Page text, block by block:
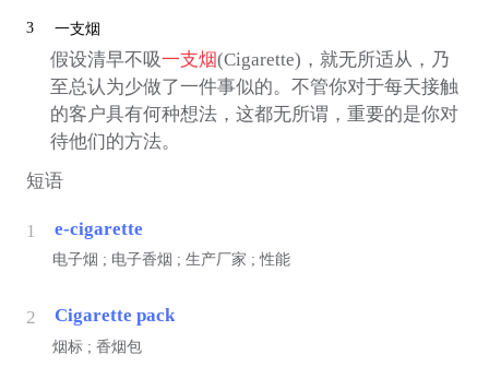
3 一支烟
假设清早不吸一支烟(Cigarette)，就无所适从，乃
至总认为少做了一件事似的。不管你对于每天接触
的客户具有何种想法，这都无所谓，重要的是你对
待他们的方法。
短语
1 e-cigarette
电子烟 ; 电子香烟 ; 生产厂家 ; 性能
2 Cigarette pack
烟标 ; 香烟包